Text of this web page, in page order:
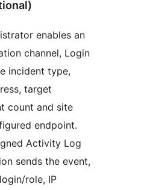
enables an
channel, Login
incident type,
target
count and site
endpoint.
Activity Log
sends the event,
role, IP